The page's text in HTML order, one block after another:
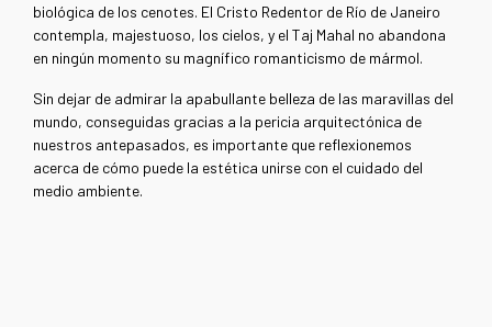
biológica de los cenotes. El Cristo Redentor de Río de Janeiro
contempla, majestuoso, los cielos, y el Taj Mahal no abandona
en ningún momento su magnífico romanticismo de mármol.
Sin dejar de admirar la apabullante belleza de las maravillas del
mundo, conseguidas gracias a la pericia arquitectónica de
nuestros antepasados, es importante que reflexionemos
acerca de cómo puede la estética unirse con el cuidado del
medio ambiente.